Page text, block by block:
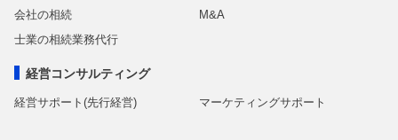
会社の相続
M&A
士業の相続業務代行
経営コンサルティング
経営サポート(先行経営) マーケティングサポート